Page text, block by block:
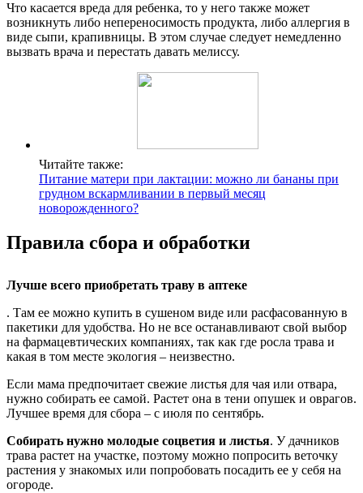
Что касается вреда для ребенка, то у него также может
возникнуть либо непереносимость продукта, либо аллергия в
виде сыпи, крапивницы. В этом случае следует немедленно
вызвать врача и перестать давать мелиссу.
Читайте также:
Питание матери при лактации: можно ли бананы при
грудном вскармливании в первый месяц
новорожденного?
Правила сбора и обработки
Лучше всего приобретать траву в аптеке
. Там ее можно купить в сушеном виде или расфасованную в
пакетики для удобства. Но не все останавливают свой выбор
на фармацевтических компаниях, так как где росла трава и
какая в том месте экология – неизвестно.
Если мама предпочитает свежие листья для чая или отвара,
нужно собирать ее самой. Растет она в тени опушек и оврагов.
Лучшее время для сбора – с июля по сентябрь.
Собирать нужно молодые соцветия и листья. У дачников
трава растет на участке, поэтому можно попросить веточку
растения у знакомых или попробовать посадить ее у себя на
огороде.